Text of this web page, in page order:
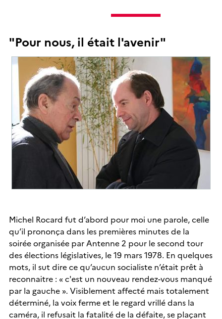
"Pour nous, il était l'avenir"
Michel Rocard fut d’abord pour moi une parole, celle
qu’il prononça dans les premières minutes de la
soirée organisée par Antenne 2 pour le second tour
des élections législatives, le 19 mars 1978. En quelques
mots, il sut dire ce qu’aucun socialiste n’était prêt à
reconnaitre : « c'est un nouveau rendez-vous manqué
par la gauche ». Visiblement affecté mais totalement
déterminé, la voix ferme et le regard vrillé dans la
caméra, il refusait la fatalité de la défaite, se plaçant